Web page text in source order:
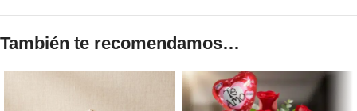
También te recomendamos…